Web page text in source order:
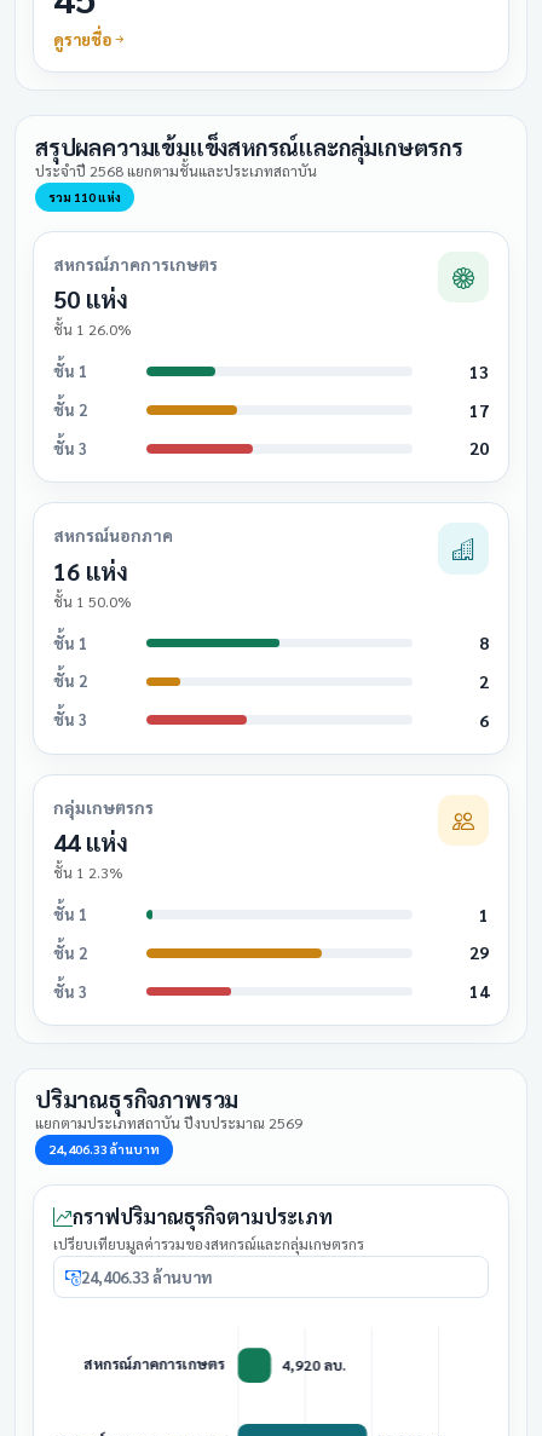
ดูรายชื่อ
สรุปผลความเข้มแข็งสหกรณ์และกลุ่มเกษตรกร
ประจำปี 2568 แยกตามชั้นและประเภทสถาบัน
รวม 110 แห่ง
สหกรณ์ภาคการเกษตร
50 แห่ง
ชั้น 1 26.0%
ชั้น 1 13
ชั้น 2 17
ชั้น 3 20
สหกรณ์นอกภาค
16 แห่ง
ชั้น 1 50.0%
ชั้น 1 8
ชั้น 2 2
ชั้น 3 6
กลุ่มเกษตรกร
44 แห่ง
ชั้น 1 2.3%
ชั้น 1 1
ชั้น 2 29
ชั้น 3 14
ปริมาณธุรกิจภาพรวม
แยกตามประเภทสถาบัน ปีงบประมาณ 2569
24,406.33 ล้านบาท
กราฟปริมาณธุรกิจตามประเภท
เปรียบเทียบมูลค่ารวมของสหกรณ์และกลุ่มเกษตรกร
24,406.33 ล้านบาท